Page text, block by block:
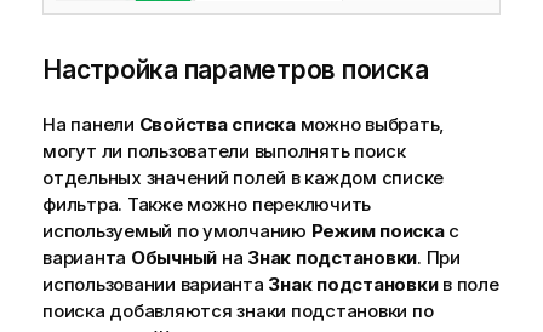
Настройка параметров поиска
На панели Свойства спискаможно выбрать,
могут ли пользователи выполнять поиск
отдельных значений полей в каждом списке
фильтра. Также можно переключить
используемый по умолчанию Режим поискас
варианта Обычный на Знак подстановки. При
использовании варианта Знак подстановкив поле
поиска добавляются знаки подстановки по